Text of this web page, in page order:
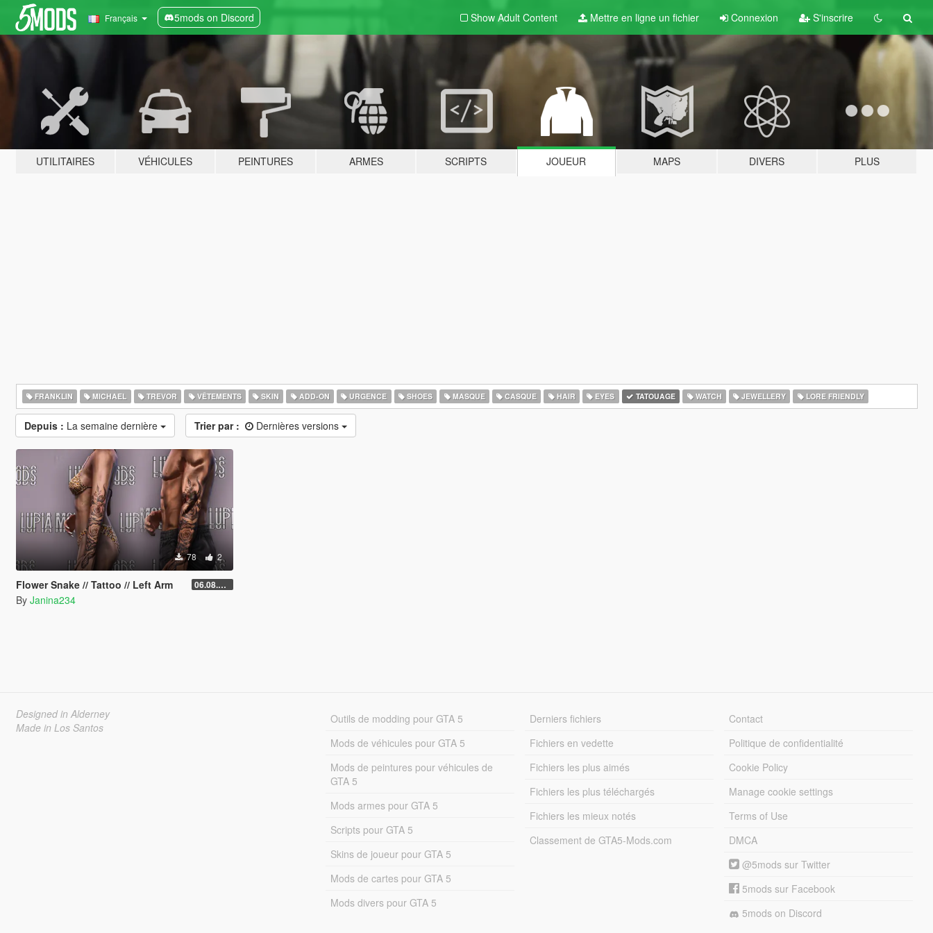
Français 5mods on Discord Show Adult Content Mettre en ligne un fichier Connexion S'inscrire
UTILITAIRES VÉHICULES PEINTURES ARMES SCRIPTS JOUEUR MAPS DIVERS PLUS
FRANKLIN MICHAEL TREVOR VÊTEMENTS SKIN ADD-ON URGENCE SHOES MASQUE CASQUE HAIR EYES TATOUAGE WATCH JEWELLERY LORE FRIENDLY
Depuis : La semaine dernière Trier par : Dernières versions
78 2
Flower Snake // Tattoo // Left Arm 06.08.2026
By Janina234
Designed in Alderney
Made in Los Santos
Outils de modding pour GTA 5
Mods de véhicules pour GTA 5
Mods de peintures pour véhicules de
GTA 5
Mods armes pour GTA 5
Scripts pour GTA 5
Skins de joueur pour GTA 5
Mods de cartes pour GTA 5
Mods divers pour GTA 5
Derniers fichiers
Fichiers en vedette
Fichiers les plus aimés
Fichiers les plus téléchargés
Fichiers les mieux notés
Classement de GTA5-Mods.com
Contact
Politique de confidentialité
Cookie Policy
Manage cookie settings
Terms of Use
DMCA
@5mods sur Twitter
5mods sur Facebook
5mods on Discord